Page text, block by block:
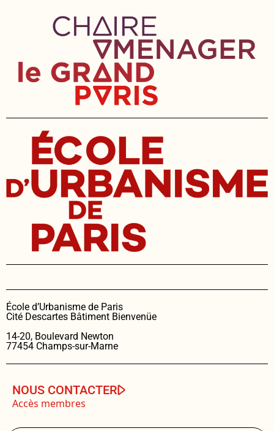
École d’Urbanisme de Paris
Cité Descartes Bâtiment Bienvenüe
14-20, Boulevard Newton
77454 Champs-sur-Marne
NOUS CONTACTER
Accès membres